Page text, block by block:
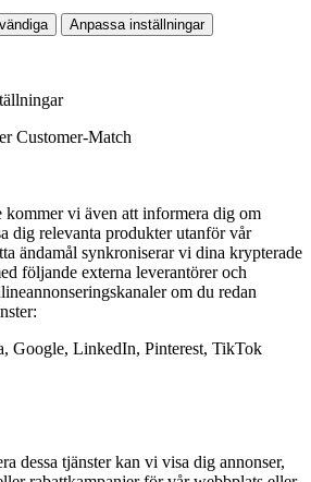
Anpassa inställningar
Customer-Match
kommer vi även att informera dig om
dig relevanta produkter utanför vår
ändamål synkroniserar vi dina krypterade
följande externa leverantörer och
om du redan
Google, LinkedIn, Pinterest, TikTok
dessa tjänster kan vi visa dig annonser,